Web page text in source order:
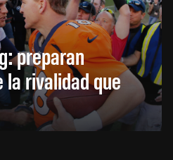
preparan
rivalidad que